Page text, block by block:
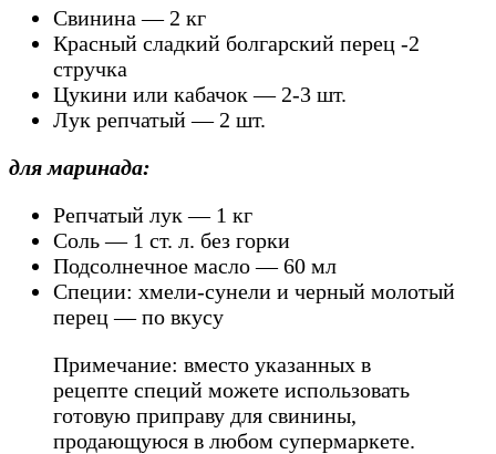
Свинина — 2 кг
Красный сладкий болгарский перец -2
стручка
Цукини или кабачок — 2-3 шт.
Лук репчатый — 2 шт.
для маринада:
Репчатый лук — 1 кг
Соль — 1 ст. л. без горки
Подсолнечное масло — 60 мл
Специи: хмели-сунели и черный молотый
перец — по вкусу
Примечание: вместо указанных в
рецепте специй можете использовать
готовую приправу для свинины,
продающуюся в любом супермаркете.